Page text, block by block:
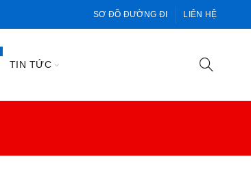
SƠ ĐỒ ĐƯỜNG ĐI LIÊN HỆ
TIN TỨC